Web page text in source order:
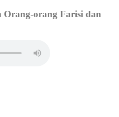
Orang-orang Farisi dan